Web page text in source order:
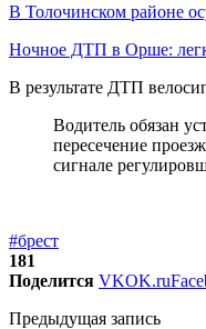
В Толочинском районе
Ночное ДТП в Орше:
В результате ДТП
Водитель обязан
пересечение
сигнале
#брест
181
Поделится VKOK.ru
Предыдущая запись